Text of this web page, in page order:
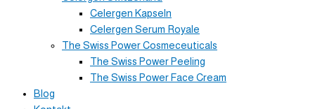
Celergen Kapseln
Celergen Serum Royale
The Swiss Power Cosmeceuticals
The Swiss Power Peeling
The Swiss Power Face Cream
Blog